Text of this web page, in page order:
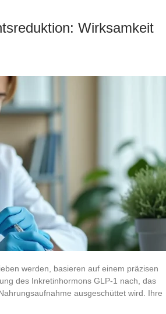
Wirksamkeit
werden, basieren auf einem präzisen
des Inkretinhormons GLP-1 nach, das
ausgeschüttet wird. Ihre